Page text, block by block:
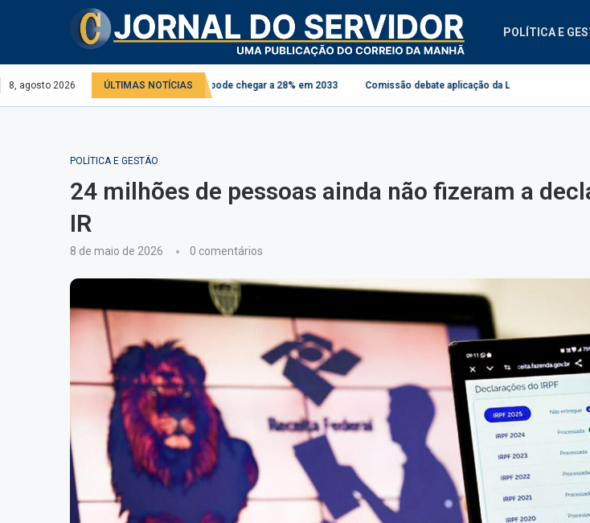
POLÍTICA E
8, agosto 2026 ÚLTIMAS NOTÍCIAS
alíquota do IBS pode chegar a 28% em 2033 Comissão debate aplicação da Lei do Descongela para servidores
POLÍTICA E GESTÃO
24 milhões de pessoas ainda não fizeram a
IR
8 de maio de 2026 0 comentários